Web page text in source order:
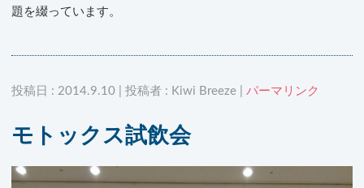
題を綴っています。
投稿日 : 2014.9.10 | 投稿者 : Kiwi Breeze | パーマリンク
モトックス試飲会